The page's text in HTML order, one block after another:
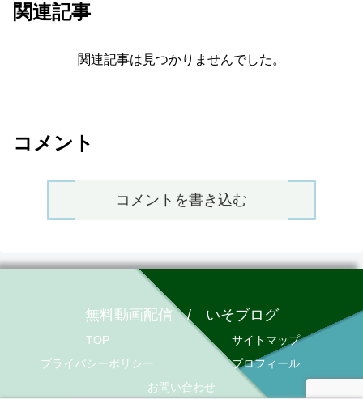
関連記事
関連記事は見つかりませんでした。
コメント
コメントを書き込む
無料動画配信 / いそブログ
TOP
サイトマップ
プライバシーポリシー
プロフィール
お問い合わせ